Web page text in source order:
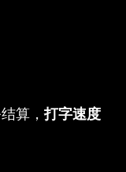
算，打字速度